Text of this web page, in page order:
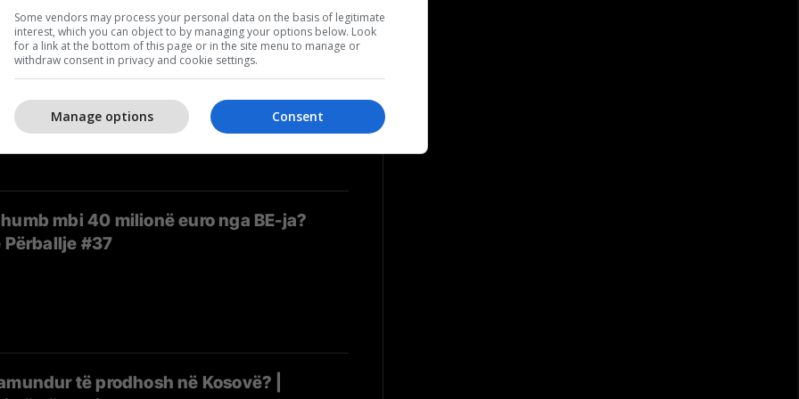
harruar: Roli i “Nënës Terezë” në
luftës | Përballje #40
mbi 40 milionë euro nga BE-ja?
#37
të prodhosh në Kosovë? |
Some vendors may process your personal data on the basis of legitimate
interest, which you can object to by managing your options below. Look
for a link at the bottom of this page or in the site menu to manage or
withdraw consent in privacy and cookie settings.
Consent
Manage options